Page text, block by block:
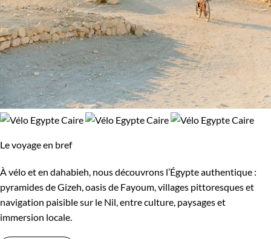
Le voyage en bref
À vélo et en dahabieh, nous découvrons l’Égypte authentique :
pyramides de Gizeh, oasis de Fayoum, villages pittoresques et
navigation paisible sur le Nil, entre culture, paysages et
immersion locale.